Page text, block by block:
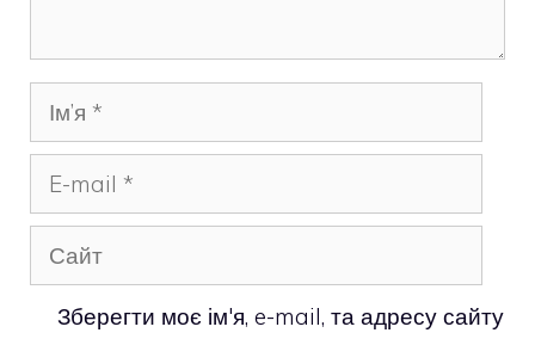
Ім’я
mail
Сайт
Зберегти моє ім'я, e-mail, та адресу сайту